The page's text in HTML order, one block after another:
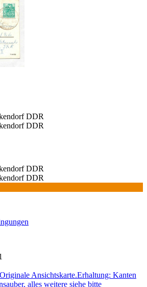
Originale Ansichtskarte.Erhaltung: Kanten
alles weitere siehe bitte